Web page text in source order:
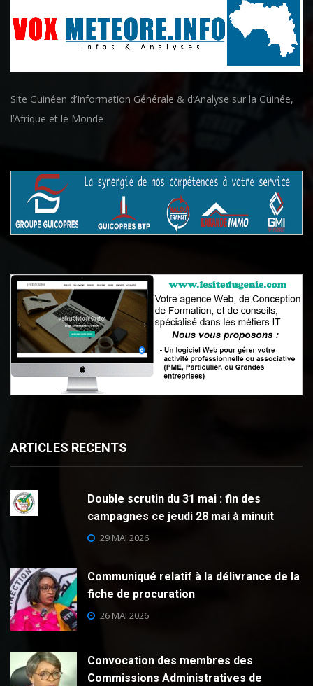
Site Guinéen d’Information Générale & d’Analyse sur la Guinée,
l’Afrique et le Monde
ARTICLES RECENTS
Double scrutin du 31 mai : fin des
campagnes ce jeudi 28 mai à minuit
29 MAI 2026
Communiqué relatif à la délivrance de la
fiche de procuration
26 MAI 2026
Convocation des membres des
Commissions Administratives de